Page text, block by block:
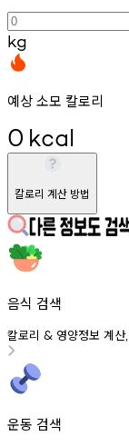
kg
예상 소모 칼로리
0 kcal
칼로리 계산 방법
음식 검색
칼로리 & 영양정보 계산,
운동 검색